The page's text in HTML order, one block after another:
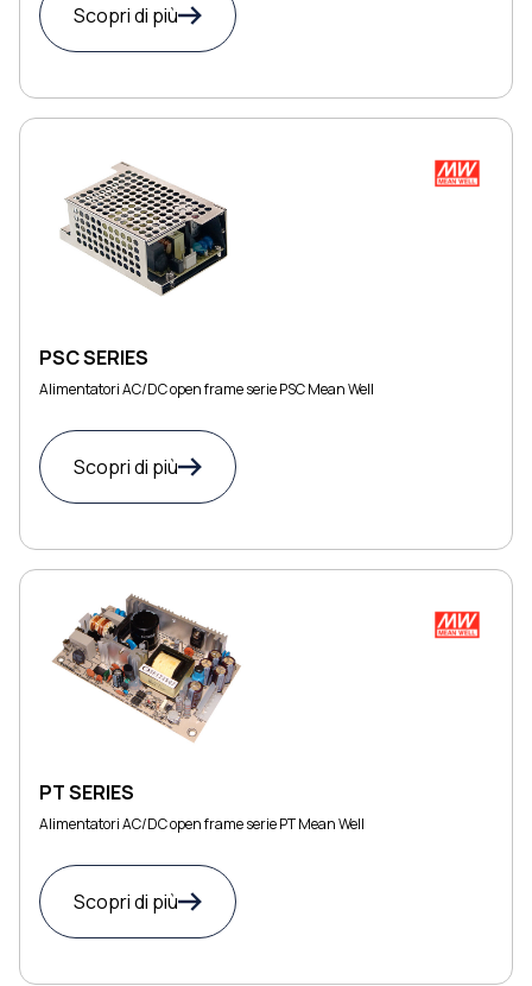
Scopri di più
PSC SERIES
Alimentatori AC/DC open frame serie PSC Mean Well
Scopri di più
PT SERIES
Alimentatori AC/DC open frame serie PT Mean Well
Scopri di più